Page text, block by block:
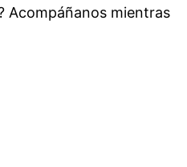
Acompáñanos mientras